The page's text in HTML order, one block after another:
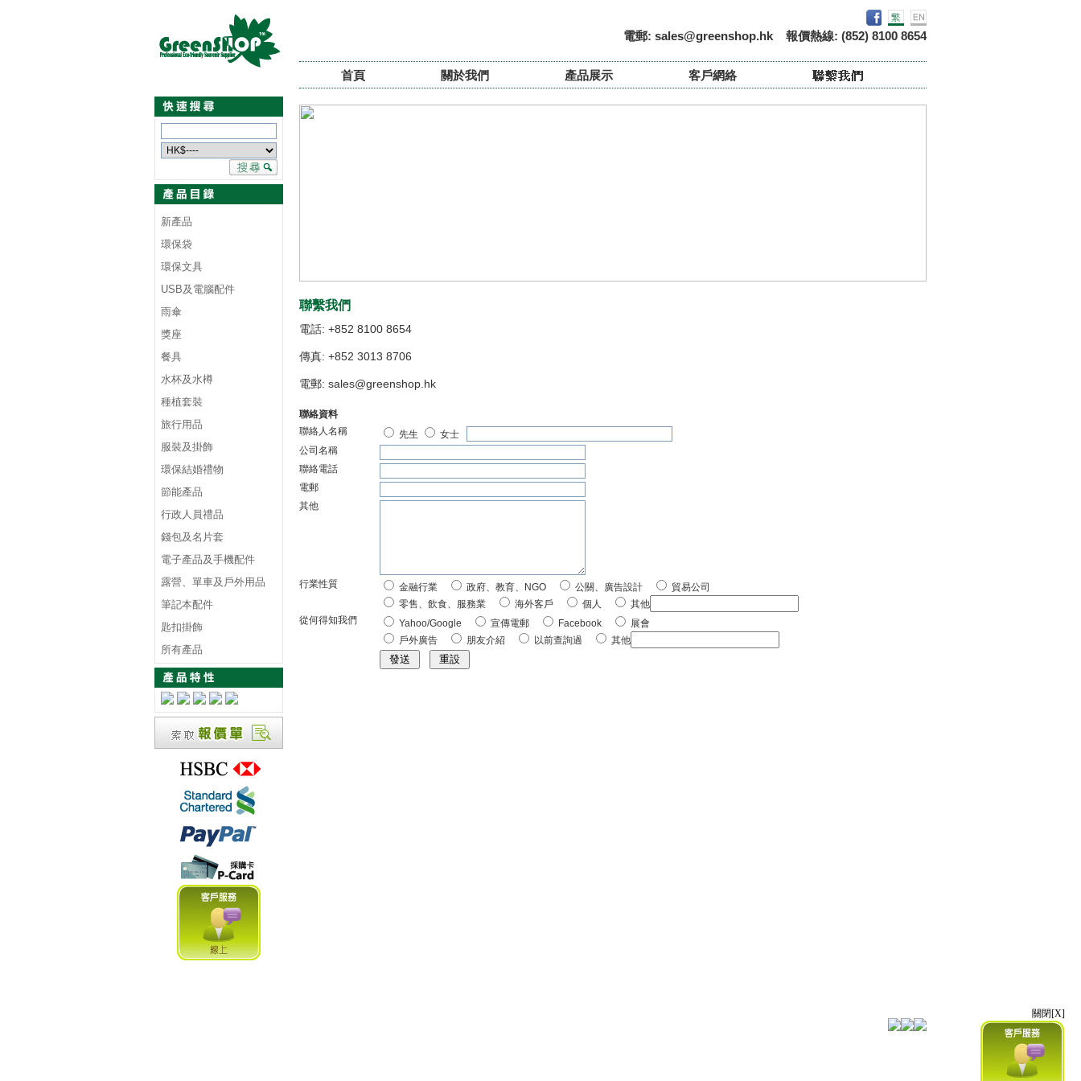
電郵: sales@greenshop.hk 報價熱線: (852) 8100 8654
首頁 關於我們 產品展示 客戶網絡
新產品
環保袋
環保文具
USB及電腦配件
雨傘
獎座
餐具
水杯及水樽
種植套裝
旅行用品
服裝及掛飾
環保結婚禮物
節能產品
行政人員禮品
錢包及名片套
電子產品及手機配件
露營、單車及戶外用品
筆記本配件
匙扣掛飾
所有產品
聯繫我們
電話: +852 8100 8654
傳真: +852 3013 8706
電郵: sales@greenshop.hk
Replica Louis Vuitton Handbags
聯絡資料
聯絡人名稱
先生
女士
公司名稱
聯絡電話
電郵
其他
行業性質 金融行業 政府、教育、NGO 公關、廣告設計
貿易公司
零售、飲食、服務業
海外客戶 個人
其他
從何得知我們
Yahoo/Google 宣傳電郵 Facebook
展會
戶外廣告
朋友介紹 以前查詢過 其他
關閉[X]